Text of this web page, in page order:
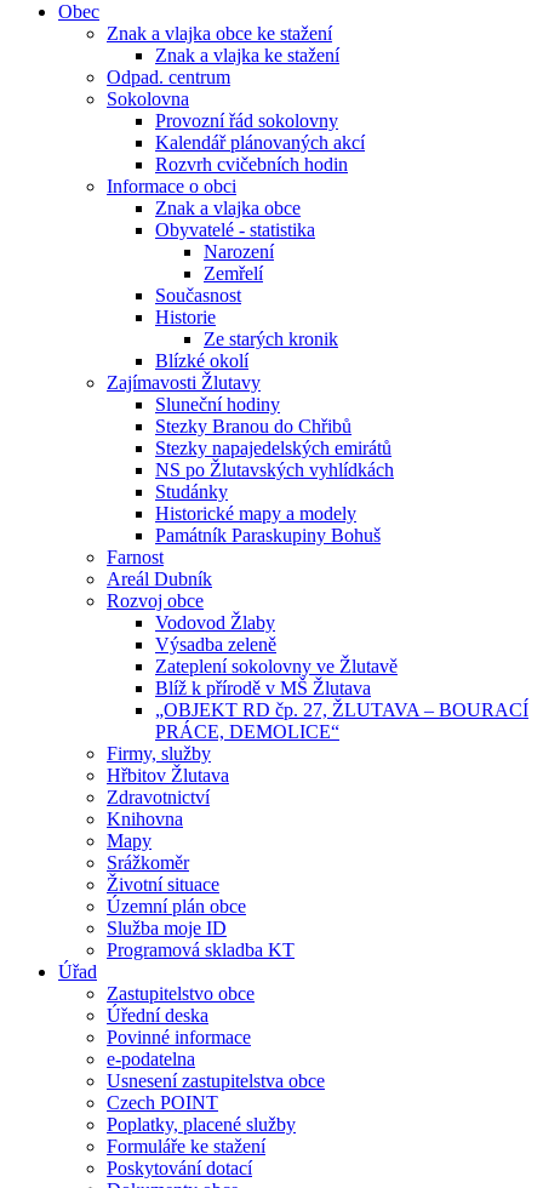
Obec
Znak a vlajka obce ke stažení
Znak a vlajka ke stažení
Odpad. centrum
Sokolovna
Provozní řád sokolovny
Kalendář plánovaných akcí
Rozvrh cvičebních hodin
Informace o obci
Znak a vlajka obce
Obyvatelé - statistika
Narození
Zemřelí
Současnost
Historie
Ze starých kronik
Blízké okolí
Zajímavosti Žlutavy
Sluneční hodiny
Stezky Branou do Chřibů
Stezky napajedelských emirátů
NS po Žlutavských vyhlídkách
Studánky
Historické mapy a modely
Památník Paraskupiny Bohuš
Farnost
Areál Dubník
Rozvoj obce
Vodovod Žlaby
Výsadba zeleně
Zateplení sokolovny ve Žlutavě
Blíž k přírodě v MŠ Žlutava
„OBJEKT RD čp. 27, ŽLUTAVA – BOURACÍ
PRÁCE, DEMOLICE“
Firmy, služby
Hřbitov Žlutava
Zdravotnictví
Knihovna
Mapy
Srážkoměr
Životní situace
Územní plán obce
Služba moje ID
Programová skladba KT
Úřad
Zastupitelstvo obce
Úřední deska
Povinné informace
e-podatelna
Usnesení zastupitelstva obce
Czech POINT
Poplatky, placené služby
Formuláře ke stažení
Poskytování dotací